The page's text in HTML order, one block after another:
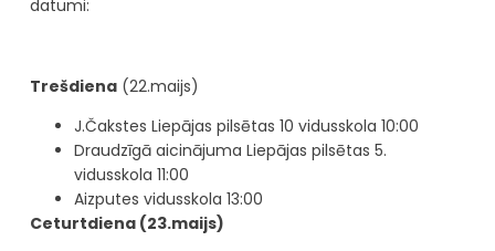
datumi:
Trešdiena(22.maijs)
J.Čakstes Liepājas pilsētas 10 vidusskola 10:00
Draudzīgā aicinājuma Liepājas pilsētas 5.
vidusskola 11:00
Aizputes vidusskola 13:00
Ceturtdiena (23.maijs)